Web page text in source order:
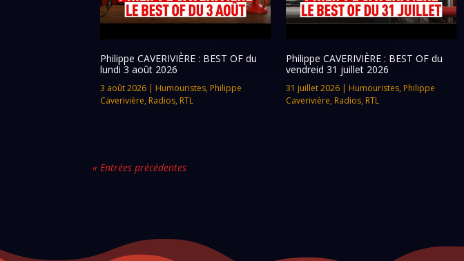
Philippe CAVERIVIÈRE : BEST OF du
lundi 3 août 2026
3 août 2026 | Humouristes, Philippe
Caverivière, Radios, RTL
Philippe CAVERIVIÈRE : BEST OF du
vendreid 31 juillet 2026
31 juillet 2026| Humouristes, Philippe
Caverivière, Radios, RTL
« Entrées précédentes